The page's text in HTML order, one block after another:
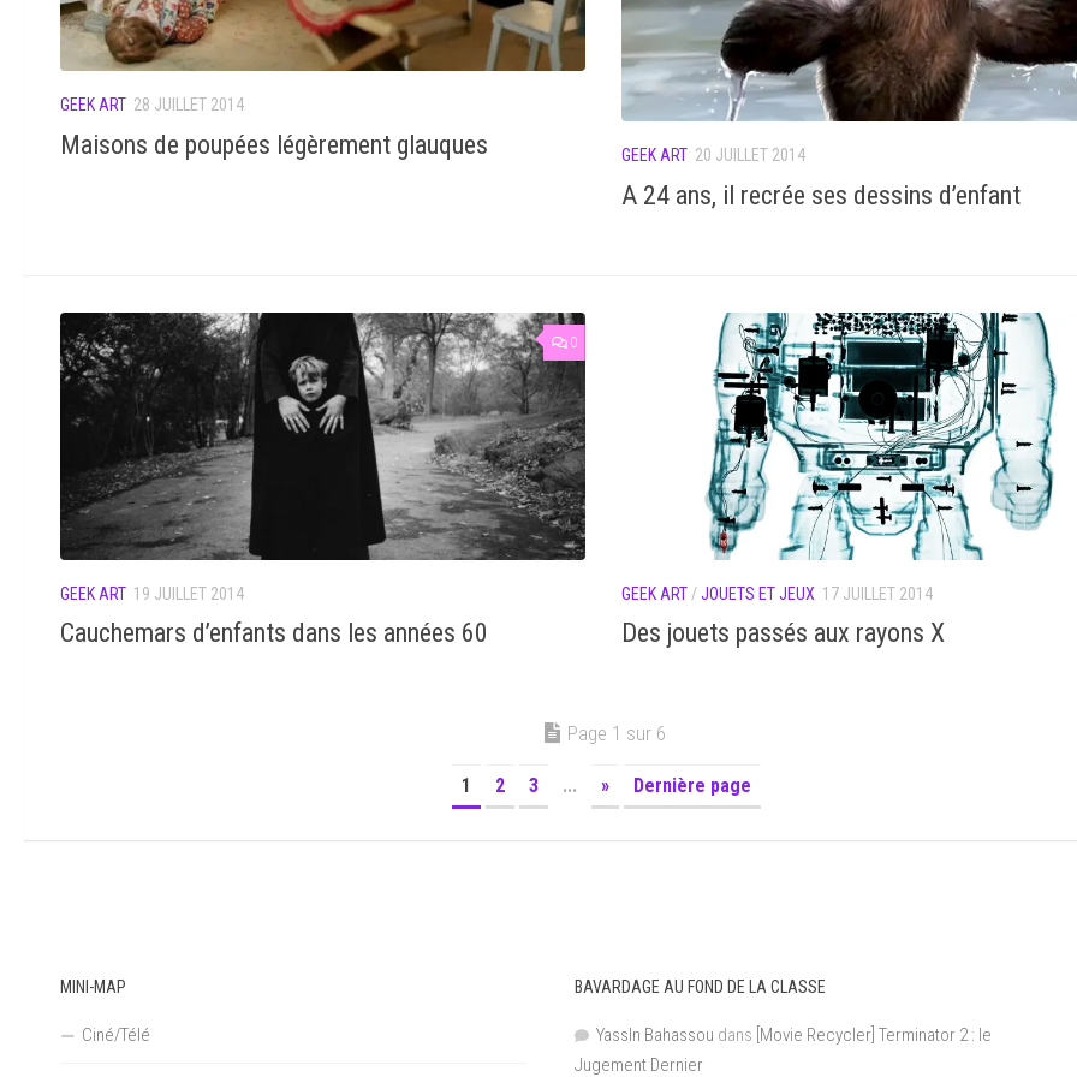
GEEK ART 28 JUILLET 2014
Maisons de poupées légèrement glauques GEEK ART 20 JUILLET 2014
A 24 ans, il recrée ses dessins d’enfant
0
GEEK ART 19 JUILLET 2014
Cauchemars d’enfants dans les années 60
GEEK ART /JOUETS ET JEUX 17 JUILLET 2014
Des jouets passés aux rayons X
Page 1 sur 6
1 2 3 ... » Dernière page
MINI-MAP
Ciné/Télé
BAVARDAGE AU FOND DE LA CLASSE
YassIn Bahassou dans [Movie Recycler] Terminator 2 : le
Jugement Dernier